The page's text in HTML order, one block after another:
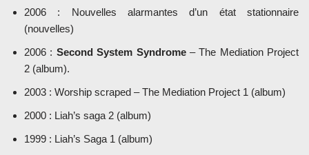
2006 : Nouvelles alarmantes d’un état stationnaire
(nouvelles)
2006 : Second System Syndrome – The Mediation Project
2 (album).
2003 : Worship scraped – The Mediation Project 1 (album)
2000 : Liah’s saga 2 (album)
1999 : Liah’s Saga 1 (album)